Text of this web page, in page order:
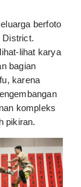
berfoto
District.
lihat karya
bagian
karena
kompleks
pikiran.